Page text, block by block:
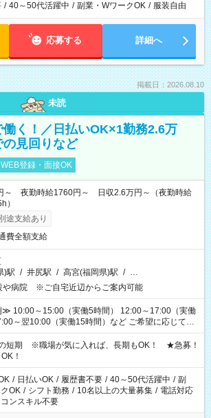
/ 40～50代活躍中 / 副業・WワークOK / 服装自由
応募する 詳細へ
掲載日：2026.08.10
未読
働く！／日払いOK×1勤務2.6万
の見回りなど
WEB登録・面接OK
～ 夜勤時給1760円～ 日収2.6万円～（夜勤時給
）
途支給あり
費全額支給
)駅 / 井尻駅 / 高宮(福岡県)駅 / …
や病院 ※ご自宅近辺からご案内可能
10:00～15:00（実働5時間） 12:00～17:00（実働
翌10:00（実働15時間）など ご希望に応じて、
整できます！ お気軽に担当へ相談ください！
短期 ※職場が気に入れば、長期もOK！ ★急募！
！
/ 日払いOK / 履歴書不要 / 40～50代活躍中 / 副
OK / シフト勤務 / 10名以上の大量募集 / 電話対応
ンスキル不要